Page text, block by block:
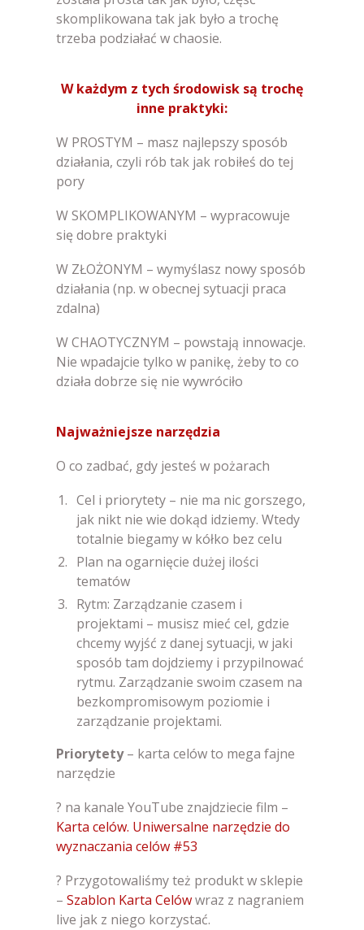
skomplikowana tak jak było a trochę
trzeba podziałać w chaosie.
W każdym z tych środowisk są trochę
inne praktyki:
W PROSTYM – masz najlepszy sposób
działania, czyli rób tak jak robiłeś do tej
pory
W SKOMPLIKOWANYM – wypracowuje
się dobre praktyki
W ZŁOŻONYM – wymyślasz nowy sposób
działania (np. w obecnej sytuacji praca
zdalna)
W CHAOTYCZNYM – powstają innowacje.
Nie wpadajcie tylko w panikę, żeby to co
działa dobrze się nie wywróciło
Najważniejsze narzędzia
O co zadbać, gdy jesteś w pożarach
Cel i priorytety – nie ma nic gorszego,
jak nikt nie wie dokąd idziemy. Wtedy
totalnie biegamy w kółko bez celu
Plan na ogarnięcie dużej ilości
tematów
Rytm: Zarządzanie czasem i
projektami – musisz mieć cel, gdzie
chcemy wyjść z danej sytuacji, w jaki
sposób tam dojdziemy i przypilnować
rytmu. Zarządzanie swoim czasem na
bezkompromisowym poziomie i
zarządzanie projektami.
Priorytety– karta celów to mega fajne
narzędzie
? na kanale YouTube znajdziecie film –
Karta celów. Uniwersalne narzędzie do
wyznaczania celów #53
? Przygotowaliśmy też produkt w sklepie
– Szablon Karta Celówwraz z nagraniem
live jak z niego korzystać.